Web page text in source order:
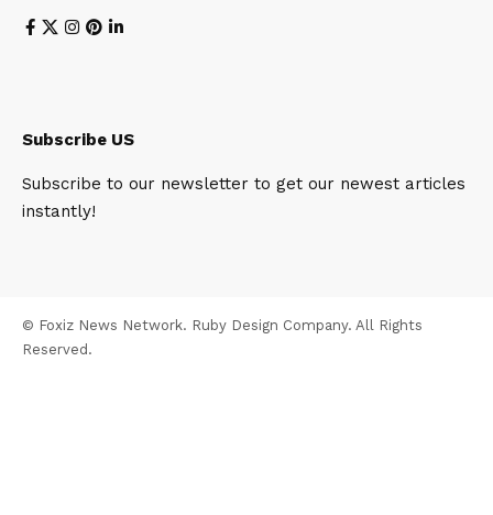
Subscribe US
Subscribe to our newsletter to get our newest articles
instantly!
© Foxiz News Network. Ruby Design Company. All Rights
Reserved.